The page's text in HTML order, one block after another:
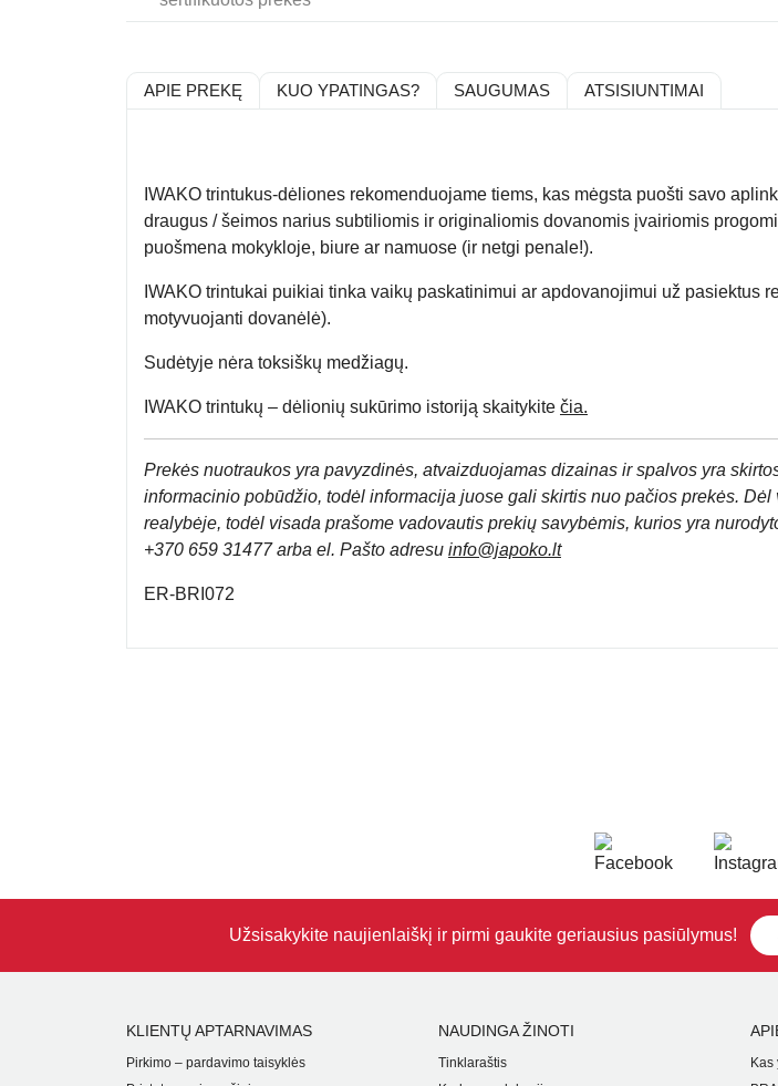
APIE PREKĘ KUO YPATINGAS? SAUGUMAS ATSISIUNTIMAI
IWAKO trintukus-dėliones rekomenduojame tiems, kas mėgsta puošti savo
draugus / šeimos narius subtiliomis ir originaliomis dovanomis įvairiomis
puošmena mokykloje, biure ar namuose (ir netgi penale!).
IWAKO trintukai puikiai tinka vaikų paskatinimui ar apdovanojimui už pasiektus
motyvuojanti dovanėlė).
Sudėtyje nėra toksiškų medžiagų.
IWAKO trintukų – dėlionių sukūrimo istoriją skaitykite čia.
Prekės nuotraukos yra pavyzdinės, atvaizduojamas dizainas ir spalvos yra
informacinio pobūdžio, todėl informacija juose gali skirtis nuo pačios prekės.
realybėje, todėl visada prašome vadovautis prekių savybėmis, kurios yra
+370 659 31477 arba el. Pašto adresu info@japoko.lt
ER-BRI072
Užsisakykite naujienlaiškį ir pirmi gaukite geriausius pasiūlymus!
KLIENTŲ APTARNAVIMAS
Pirkimo – pardavimo taisyklės
NAUDINGA ŽINOTI
Tinklaraštis
Kas